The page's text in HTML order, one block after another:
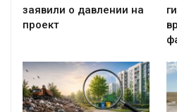
заявили о давлении на
проект